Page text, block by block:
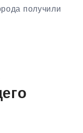
получили